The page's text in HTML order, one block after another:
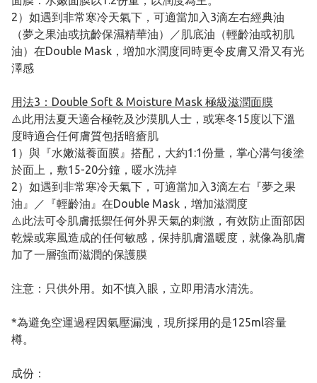
2）如遇到非常寒冷天氣下，可適當加入3滴左右經典油
（夢之果油或抗齡保濕精華油）／肌底油（輕齡油或初肌
油）在Double Mask，增加水潤度同時更令皮膚又滑又有光
澤感
用法3：Double Soft & Moisture Mask 極級滋潤面膜
⚠️此用法夏天適合極乾及沙漠肌人士，或寒冬15度以下溫
度時適合任何膚質包括暗瘡肌
1）與『水嫩滋養面膜』搭配，大約1:1份量，掌心溝勻後塗
於面上，敷15-20分鐘，暖水洗掉
2）如遇到非常寒冷天氣下，可適當加入3滴左右『夢之果
油』／『輕齡油』在Double Mask，增加滋潤度
⚠️此法可令肌膚抵禦任何外界天氣的刺激，有效防止面部因
乾燥或寒風造成的任何敏感，保持肌膚溫暖度，就像為肌膚
加了一層強而滋潤的保護膜
注意：只供外用。如不慎入眼，立即用清水清洗。
*為避免空運過程因氣壓漏洩，現所採用的是125ml容量
樽。
成份：